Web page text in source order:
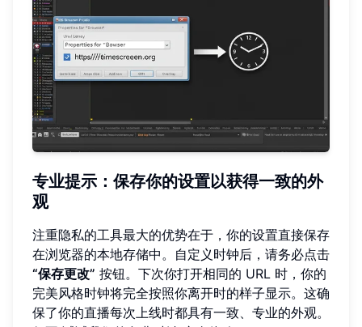
专业提示：保存你的设置以获得一致的外
观
注重隐私的工具最大的优势在于，你的设置直接保存
在浏览器的本地存储中。自定义时钟后，请务必点击
“保存更改” 按钮。下次你打开相同的 URL 时，你的
完美风格时钟将完全按照你离开时的样子显示。这确
保了你的直播每次上线时都具有一致、专业的外观。